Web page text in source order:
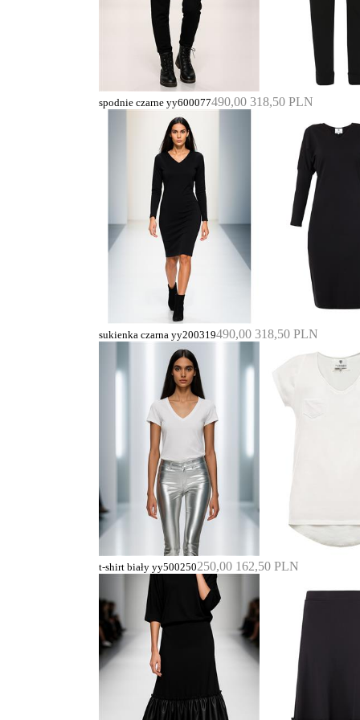
spodnie czarne yy600077490,00 318,50 PLN
sukienka czarna yy200319490,00 318,50 PLN
t-shirt biały yy500250250,00 162,50 PLN